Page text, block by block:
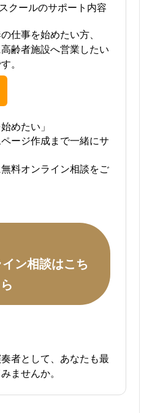
クールのサポート内容
仕事を始めたい方、
齢者施設へ営業したい
。
めたい」
ージ作成まで一緒にサ
料オンライン相談をご
ン相談はこち
ら
者として、あなたも最
ませんか。